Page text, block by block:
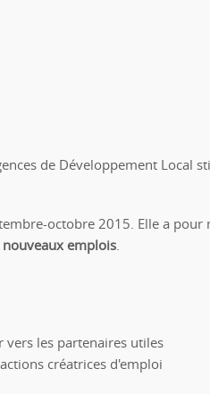
de Développement Local
octobre 2015. Elle a
nouveaux emplois.
vers les partenaires utiles
créatrices d'emploi